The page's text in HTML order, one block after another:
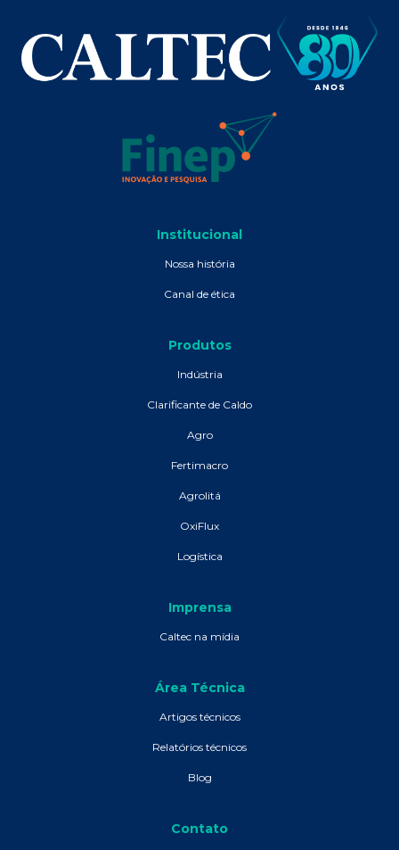
Institucional
Nossa história
Canal de ética
Produtos
Indústria
Clarificante de Caldo
Agro
Fertimacro
Agrolitá
OxiFlux
Logística
Imprensa
Caltec na mídia
Área Técnica
Artigos técnicos
Relatórios técnicos
Blog
Contato